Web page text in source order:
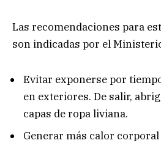
Las recomendaciones para
son indicadas por el
Evitar exponerse por
en exteriores. De salir,
capas de ropa liviana.
Generar más calor